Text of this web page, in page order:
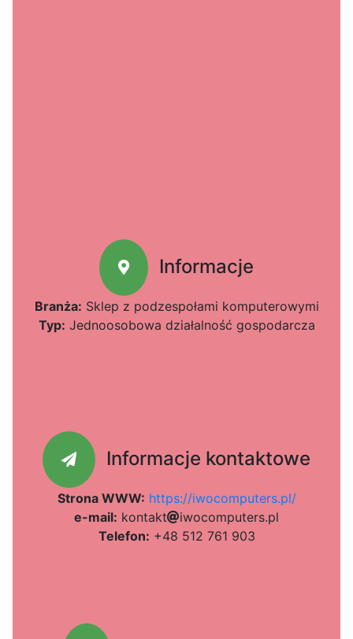
Informacje
Branża: Sklep z podzespołami komputerowymi
Typ: Jednoosobowa działalność gospodarcza
Informacje kontaktowe
Strona WWW: https://iwocomputers.pl/
e-mail: kontakt iw285
ocomputers.52e
pl
Telefon: +48 512 761 903